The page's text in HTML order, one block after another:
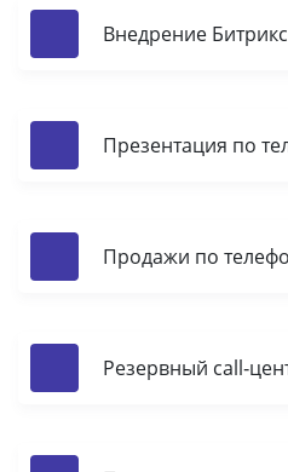
Внедрение
Презентация по
Продажи по
Резервный